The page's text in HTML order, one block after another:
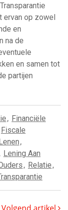
ervan op zowel
en
na de
en samen tot
partijen
, Financiële
Fiscale
,
Lening Aan
, Relatie,